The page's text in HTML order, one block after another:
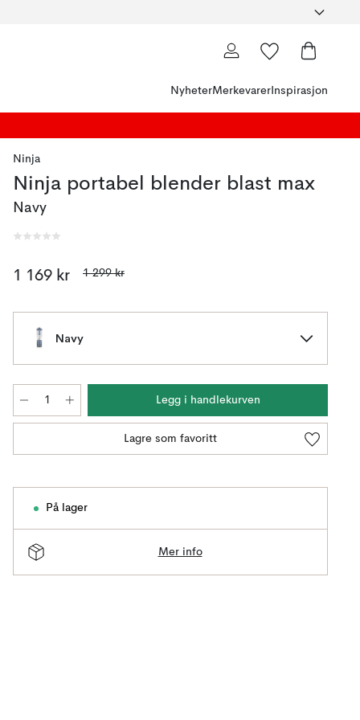
NyheterMerkevarer Inspirasjon
Ninja
Ninja portabel blender blast max
Navy
1 169 kr 1 299 kr
Navy
Legg i handlekurven
Lagre som favoritt
På lager
Mer info